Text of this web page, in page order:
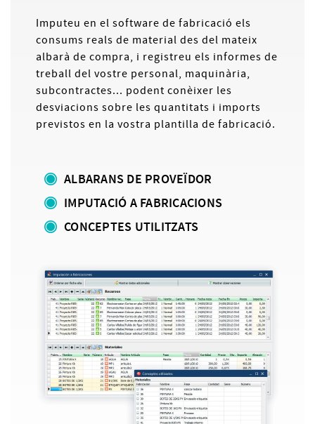
Imputeu en el software de fabricació els
consums reals de material des del mateix
albarà de compra, i registreu els informes de
treball del vostre personal, maquinària,
subcontractes... podent conèixer les
desviacions sobre les quantitats i imports
previstos en la vostra plantilla de fabricació.
ALBARANS DE PROVEÏDOR
IMPUTACIÓ A FABRICACIONS
CONCEPTES UTILITZATS